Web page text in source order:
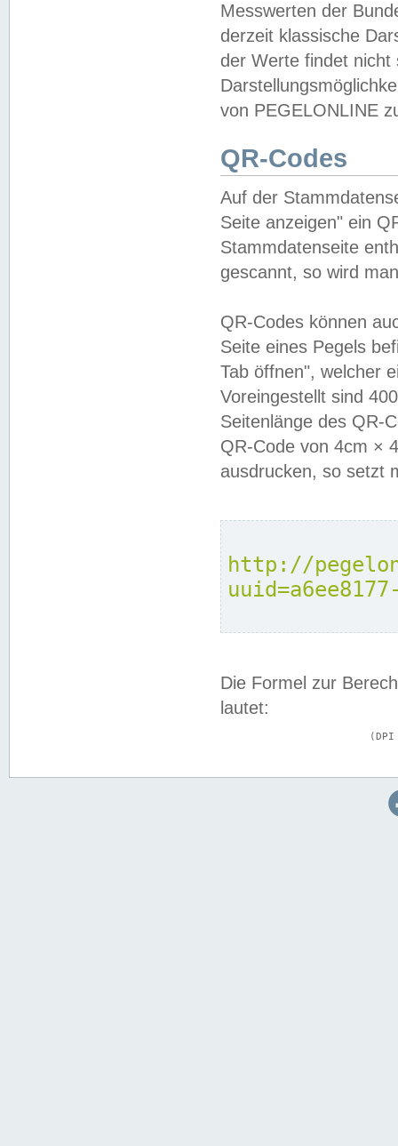
Messwerten der
derzeit klassische
der Werte findet
von PEGELONLINE
QR-Codes
Auf der
Seite anzeigen" ein
Stammdatenseite
gescannt, so wird
QR-Codes können
Seite eines Pegels
Tab öffnen", welcher
Voreingestellt sind
Seitenlänge des QR-
QR-Code von 4cm ×
ausdrucken, so setzt
http://
Die Formel zur
lautet: